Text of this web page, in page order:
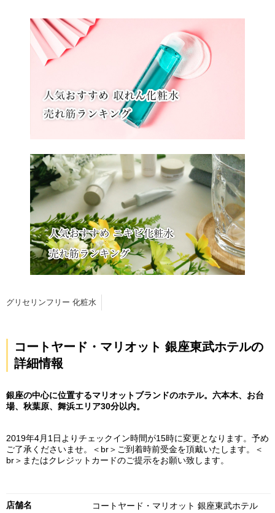
グリセリンフリー 化粧水
コートヤード・マリオット 銀座東武ホテルの
詳細情報
銀座の中心に位置するマリオットブランドのホテル。六本木、お台
場、秋葉原、舞浜エリア30分以内。
2019年4月1日よりチェックイン時間が15時に変更となります。予め
ご了承くださいませ。＜br＞ご到着時前受金を頂戴いたします。＜
br＞またはクレジットカードのご提示をお願い致します。
店舗名 コートヤード・マリオット 銀座東武ホテル